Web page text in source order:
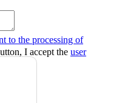
to the processing of
I accept the user